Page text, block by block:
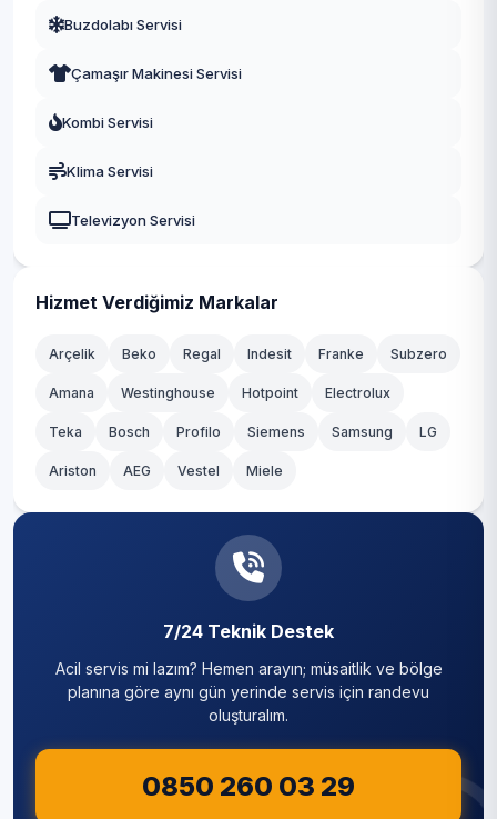
Buzdolabı Servisi
Çamaşır Makinesi Servisi
Kombi Servisi
Klima Servisi
Televizyon Servisi
Hizmet Verdiğimiz Markalar
Arçelik Beko Regal Indesit Franke Subzero
Amana Westinghouse Hotpoint Electrolux
Teka Bosch Profilo Siemens Samsung LG
Ariston AEG Vestel Miele
7/24 Teknik Destek
Acil servis mi lazım? Hemen arayın; müsaitlik ve bölge
planına göre aynı gün yerinde servis için randevu
oluşturalım.
0850 260 03 29